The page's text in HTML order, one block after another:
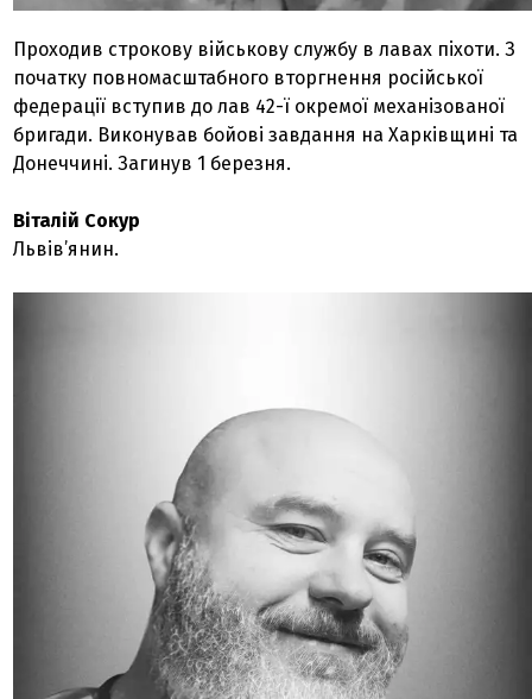
Проходив строкову військову службу в лавах піхоти. З
початку повномасштабного вторгнення російської
федерації вступив до лав 42-ї окремої механізованої
бригади. Виконував бойові завдання на Харківщині та
Донеччині. Загинув 1 березня.
Віталій Сокур
Львів’янин.